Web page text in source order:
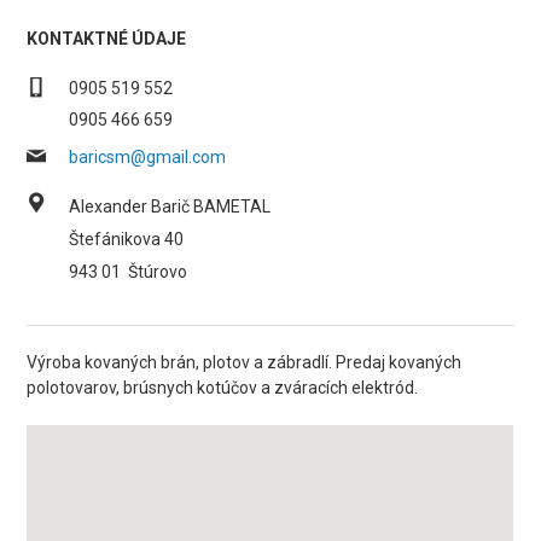
KONTAKTNÉ ÚDAJE
0905 519 552
0905 466 659
baricsm@gmail.com
Alexander Barič BAMETAL
Štefánikova 40
943 01 Štúrovo
Výroba kovaných brán, plotov a zábradlí. Predaj kovaných
polotovarov, brúsnych kotúčov a zváracích elektród.